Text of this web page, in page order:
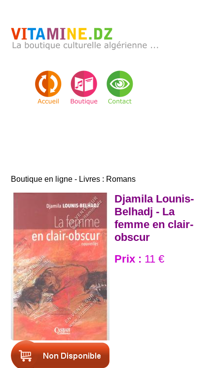
Boutique en ligne - Livres : Romans
Djamila Lounis-
Belhadj - La
femme en clair-
obscur
Prix : 11 €